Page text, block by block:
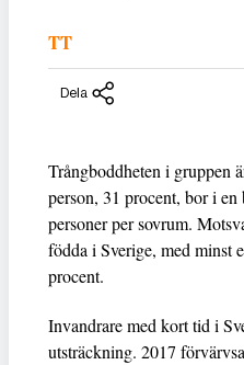
TT
Dela
Trångboddheten i gruppen
person, 31 procent, bor i
personer per sovrum.
födda i Sverige, med minst
procent.
Invandrare med kort tid i
utsträckning. 2017